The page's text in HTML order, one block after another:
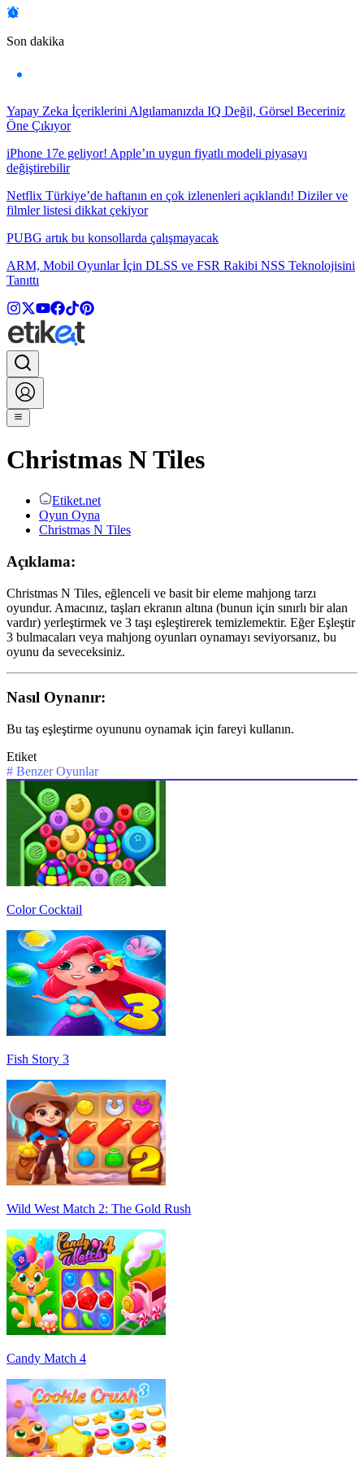
Son dakika
Yapay Zeka İçeriklerini Algılamanızda IQ Değil, Görsel Beceriniz
Öne Çıkıyor
iPhone 17e geliyor! Apple’ın uygun fiyatlı modeli piyasayı
değiştirebilir
Netflix Türkiye’de haftanın en çok izlenenleri açıklandı! Diziler ve
filmler listesi dikkat çekiyor
PUBG artık bu konsollarda çalışmayacak
ARM, Mobil Oyunlar İçin DLSS ve FSR Rakibi NSS Teknolojisini
Tanıttı
Christmas N Tiles
Etiket.net
Oyun Oyna
Christmas N Tiles
Açıklama:
Christmas N Tiles, eğlenceli ve basit bir eleme mahjong tarzı
oyundur. Amacınız, taşları ekranın altına (bunun için sınırlı bir alan
vardır) yerleştirmek ve 3 taşı eşleştirerek temizlemektir. Eğer Eşleştir
3 bulmacaları veya mahjong oyunları oynamayı seviyorsanız, bu
oyunu da seveceksiniz.
Nasıl Oynanır:
Bu taş eşleştirme oyununu oynamak için fareyi kullanın.
Etiket
# Benzer Oyunlar
Color Cocktail
Fish Story 3
Wild West Match 2: The Gold Rush
Candy Match 4